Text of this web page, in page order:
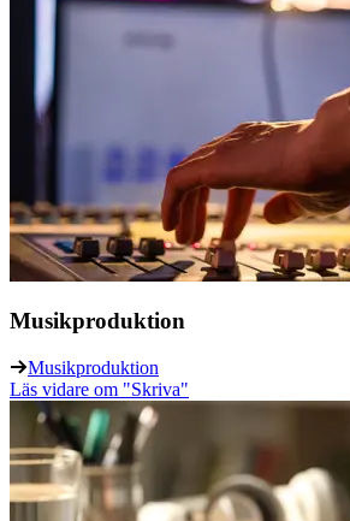
Musikproduktion
Musikproduktion
Läs vidare om "Skriva"